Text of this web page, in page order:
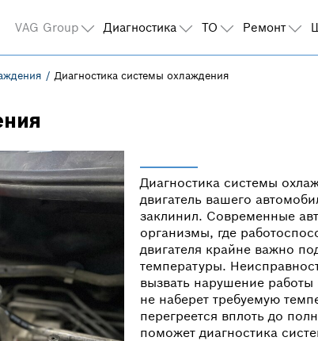
Диагностика системы охлаждения
Диагностика системы
двигатель вашего
заклинил. Современные
организмы, где
двигателя крайне важно
температуры.
вызвать нарушение
не наберет требуемую
перегреется вплоть до
поможет диагностика
VAG Group Диагностика ТО Ремонт